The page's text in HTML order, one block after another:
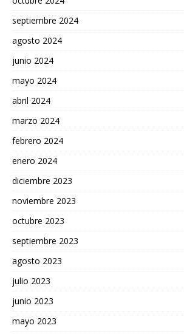
septiembre 2024
agosto 2024
junio 2024
mayo 2024
abril 2024
marzo 2024
febrero 2024
enero 2024
diciembre 2023
noviembre 2023
octubre 2023
septiembre 2023
agosto 2023
julio 2023
junio 2023
mayo 2023